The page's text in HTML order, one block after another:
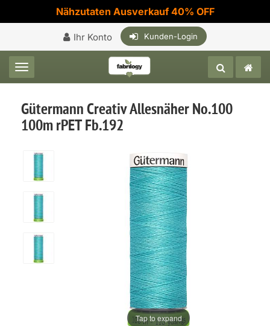
Nähzutaten Ausverkauf 40% OFF
Ihr Konto Kunden-Login
Toggle navigation
Gütermann Creativ Allesnäher No.100
100m rPET Fb.192
Tap to expand